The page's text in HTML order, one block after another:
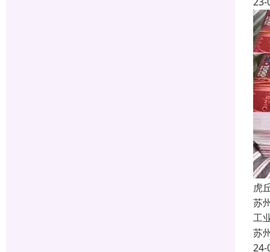
虎
苏
工
苏
24-